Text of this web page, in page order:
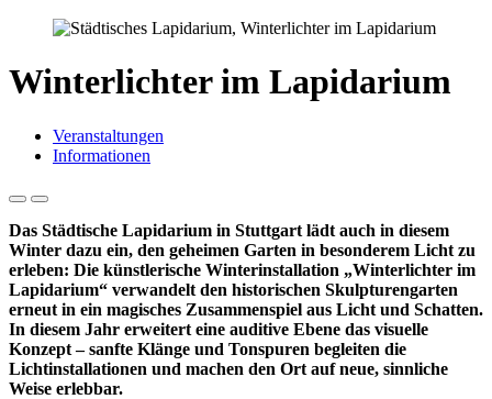
Winterlichter im Lapidarium
Veranstaltungen
Informationen
Das Städtische Lapidarium in Stuttgart lädt auch in diesem
Winter dazu ein, den geheimen Garten in besonderem Licht zu
erleben: Die künstlerische Winterinstallation „Winterlichter im
Lapidarium“ verwandelt den historischen Skulpturengarten
erneut in ein magisches Zusammenspiel aus Licht und Schatten.
In diesem Jahr erweitert eine auditive Ebene das visuelle
Konzept – sanfte Klänge und Tonspuren begleiten die
Lichtinstallationen und machen den Ort auf neue, sinnliche
Weise erlebbar.